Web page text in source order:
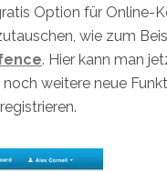
Option für Online-
wie zum
. Hier kann man
weitere neue